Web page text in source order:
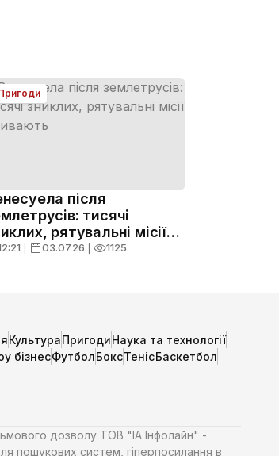
після
тисячі
рятувальні місії
❘ 03.07.26 ❘ 1125
КультураПригодиНаука та технології
бізнесФутболБоксТенісБаскетбол
дозволу ТОВ "ІА Інфолайн" -
пошукових систем, гіперпосилання в